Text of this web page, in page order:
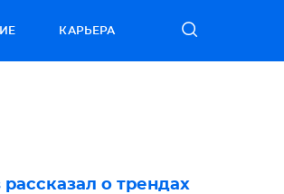
КАРЬЕРА
о трендах